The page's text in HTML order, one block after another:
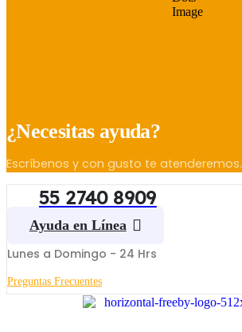
¿Necesitas ayuda?
Escríbenos y con gusto te atenderemos.
55 2740 8909
Ayuda en Línea
Lunes a Domingo - 24 Hrs
Preguntas Frecuentes